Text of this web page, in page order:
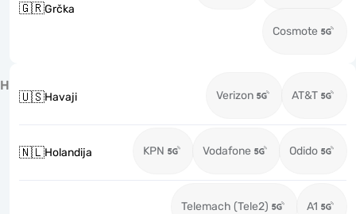
🇬🇷Grčka
Cosmote
H
🇺🇸Havaji Verizon AT&T
🇳🇱Holandija KPN Vodafone Odido
Telemach (Tele2) A1